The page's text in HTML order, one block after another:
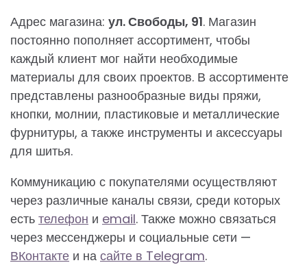
Адрес магазина: ул. Свободы, 91. Магазин
постоянно пополняет ассортимент, чтобы
каждый клиент мог найти необходимые
материалы для своих проектов. В ассортименте
представлены разнообразные виды пряжи,
кнопки, молнии, пластиковые и металлические
фурнитуры, а также инструменты и аксессуары
для шитья.
Коммуникацию с покупателями осуществляют
через различные каналы связи, среди которых
есть телефон и email. Также можно связаться
через мессенджеры и социальные сети —
ВКонтакте и на сайте в Telegram.